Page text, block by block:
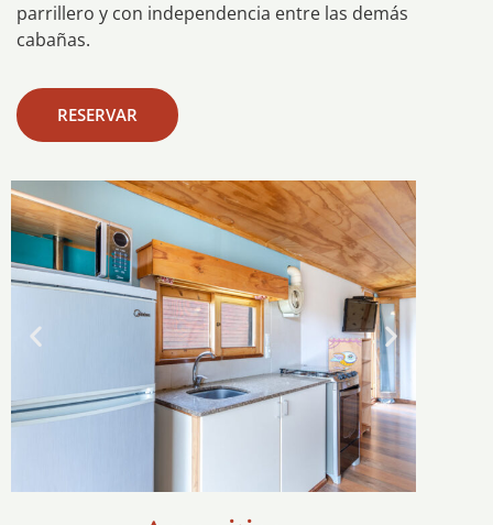
parrillero y con independencia entre las demás
cabañas.
RESERVAR